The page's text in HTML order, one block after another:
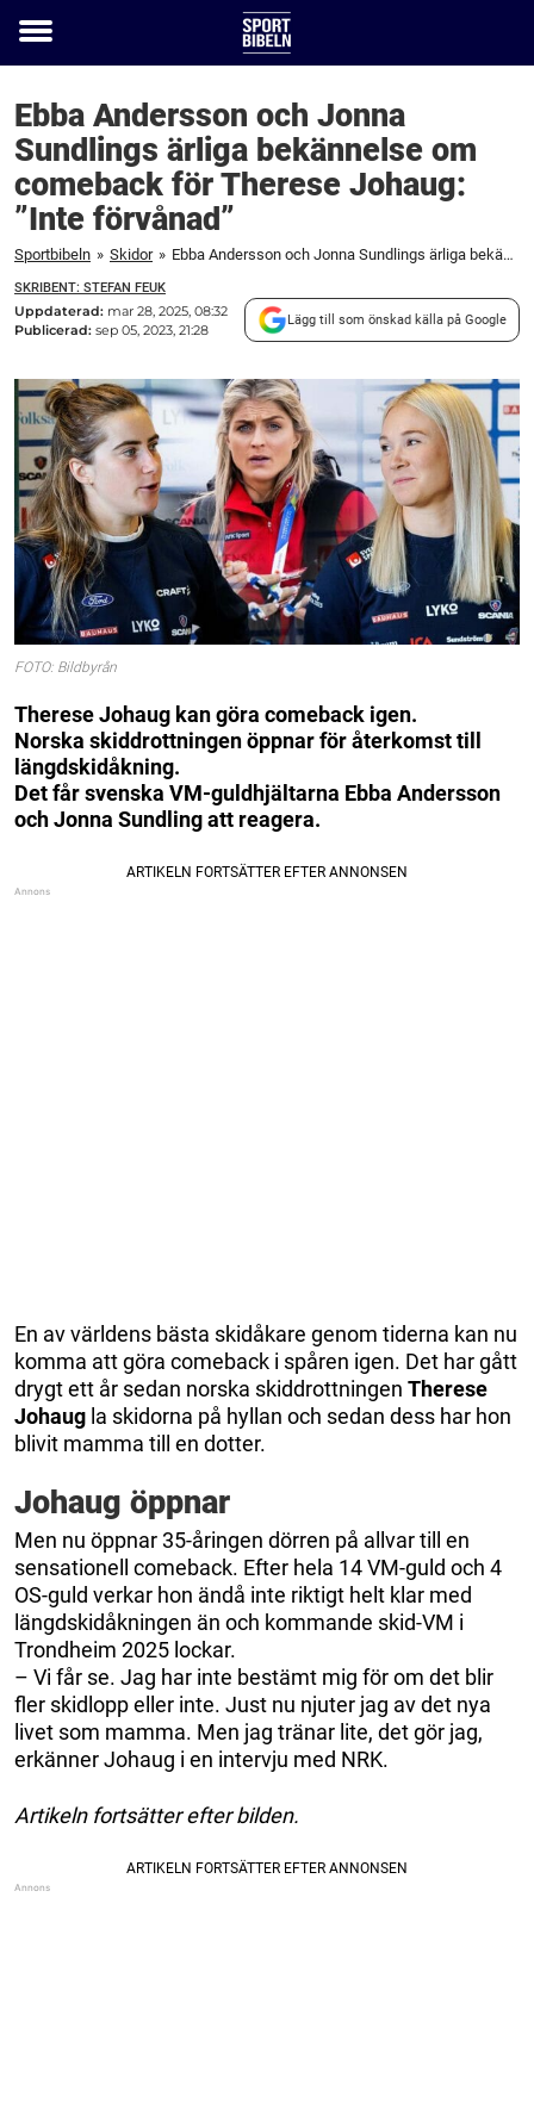
Toggle
Ebba Andersson och Jonna
Sundlings ärliga bekännelse om
comeback för Therese Johaug:
”Inte förvånad”
Sportbibeln » Skidor » Ebba Andersson och Jonna Sundlings ärliga bekännelse om comeback för Therese Johaug: "Inte förvånad"
SKRIBENT: STEFAN FEUK
Uppdaterad: mar 28, 2025, 08:32
Publicerad: sep 05, 2023, 21:28
Lägg till som önskad källa på Google
FOTO: Bildbyrån
Therese Johaug kan göra comeback igen.
Norska skiddrottningen öppnar för återkomst till
längdskidåkning.
Det får svenska VM-guldhjältarna Ebba Andersson
och Jonna Sundling att reagera.
En av världens bästa skidåkare genom tiderna kan nu
komma att göra comeback i spåren igen. Det har gått
drygt ett år sedan norska skiddrottningen Therese
Johaug la skidorna på hyllan och sedan dess har hon
blivit mamma till en dotter.
Johaug öppnar
Men nu öppnar 35-åringen dörren på allvar till en
sensationell comeback. Efter hela 14 VM-guld och 4
OS-guld verkar hon ändå inte riktigt helt klar med
längdskidåkningen än och kommande skid-VM i
Trondheim 2025 lockar.
– Vi får se. Jag har inte bestämt mig för om det blir
fler skidlopp eller inte. Just nu njuter jag av det nya
livet som mamma. Men jag tränar lite, det gör jag,
erkänner Johaug i en intervju med NRK.
Artikeln fortsätter efter bilden.